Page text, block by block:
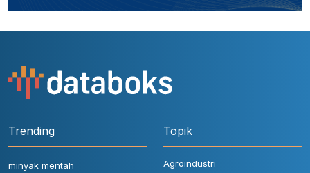
Trending
minyak mentah
Topik
Agroindustri